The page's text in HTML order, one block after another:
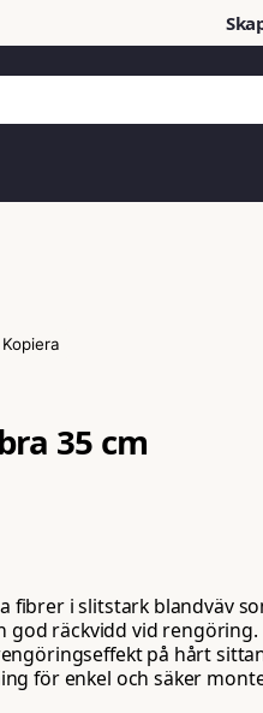
Kopiera
35 cm
fibrer i slitstark blandväv
god räckvidd vid
på hårt
för enkel och säker